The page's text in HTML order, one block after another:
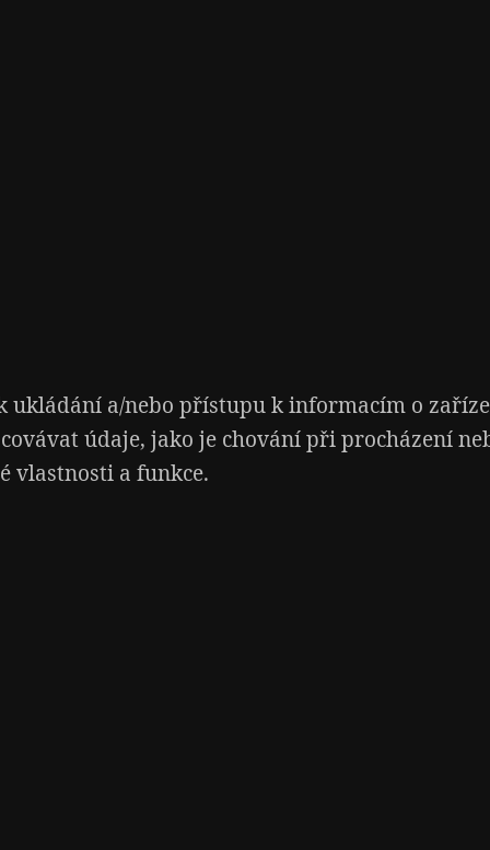
ukládání a/nebo přístupu k informacím o
údaje, jako je chování při procházení
vlastnosti a funkce.